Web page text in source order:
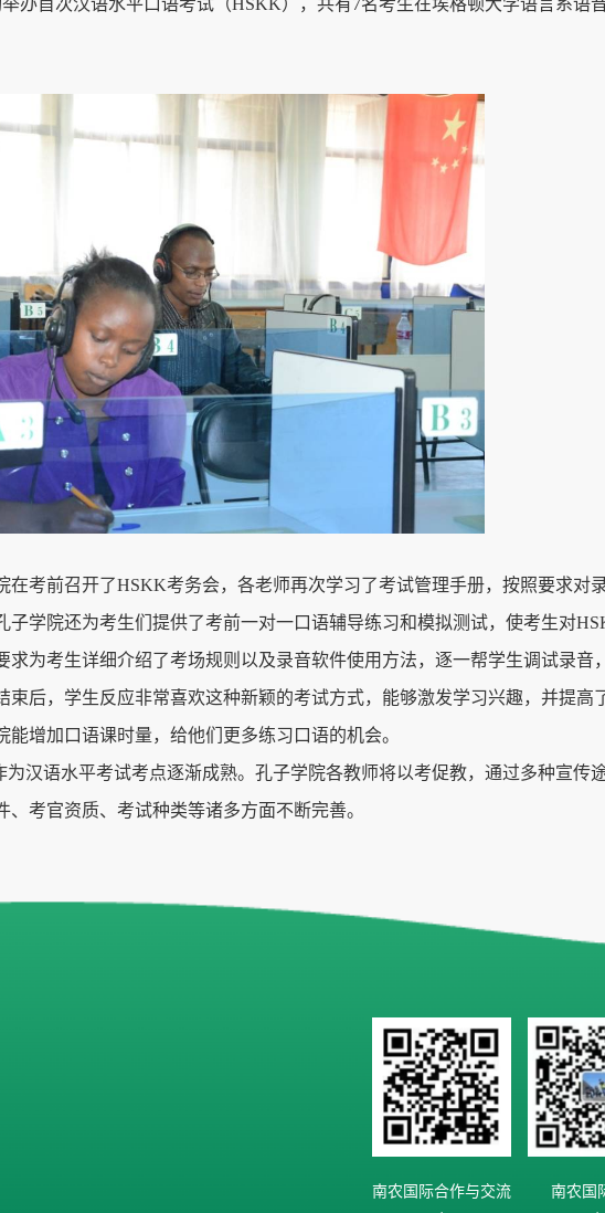
办首次汉语水平口语考试（HSKK），共有7名考生在埃格顿大学语言系语
在考前召开了HSKK考务会，各老师再次学习了考试管理手册，按照要求对
学院还为考生们提供了考前一对一口语辅导练习和模拟测试，使考生对
为考生详细介绍了考场规则以及录音软件使用方法，逐一帮学生调试录音
后，学生反应非常喜欢这种新颖的考试方式，能够激发学习兴趣，并提高
增加口语课时量，给他们更多练习口语的机会。
汉语水平考试考点逐渐成熟。孔子学院各教师将以考促教，通过多种宣传
考官资质、考试种类等诸多方面不断完善。
南农国际合作与交流
南农国